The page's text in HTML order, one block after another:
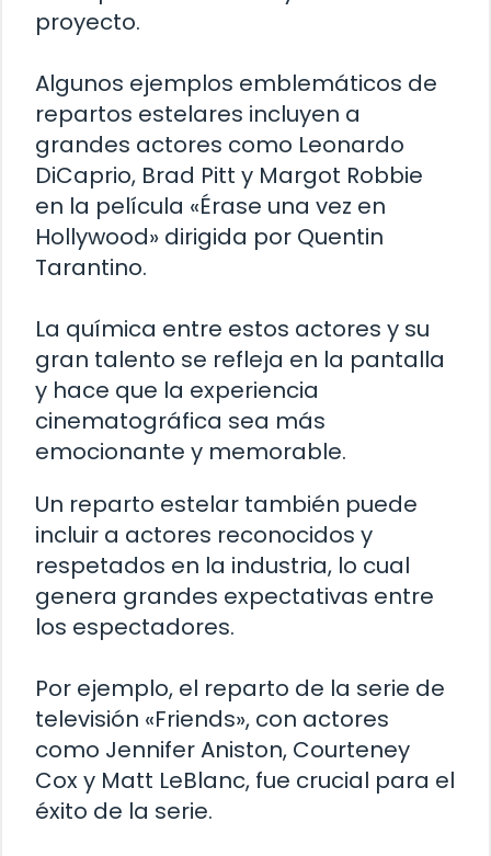
proyecto.
Algunos ejemplos emblemáticos de
repartos estelares incluyen a
grandes actores como Leonardo
DiCaprio, Brad Pitt y Margot Robbie
en la película «Érase una vez en
Hollywood» dirigida por Quentin
Tarantino.
La química entre estos actores y su
gran talento se refleja en la pantalla
y hace que la experiencia
cinematográfica sea más
emocionante y memorable.
Un reparto estelar también puede
incluir a actores reconocidos y
respetados en la industria, lo cual
genera grandes expectativas entre
los espectadores.
Por ejemplo, el reparto de la serie de
televisión «Friends», con actores
como Jennifer Aniston, Courteney
Cox y Matt LeBlanc, fue crucial para el
éxito de la serie.